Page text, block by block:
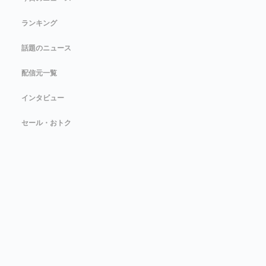
ランキング
話題のニュース
配信元一覧
インタビュー
セール・おトク